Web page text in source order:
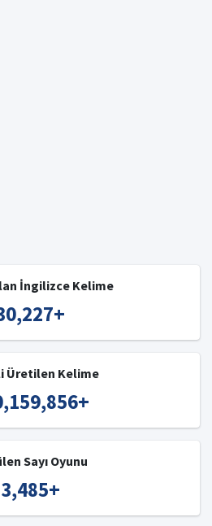
İngilizce Kelime
+
Üretilen Kelime
+
Sayı Oyunu
3,485+